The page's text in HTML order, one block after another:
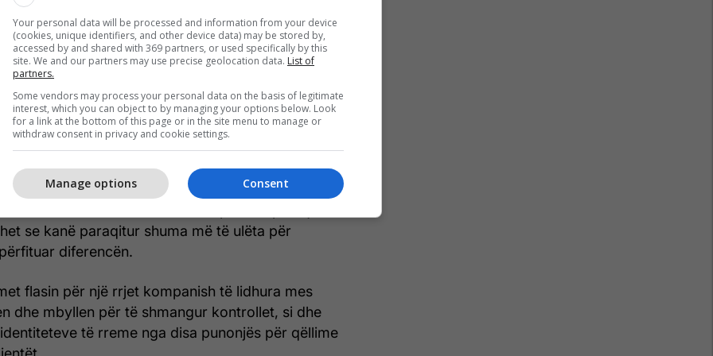
punonjës i kompanisë ka ngritur akuza të rënda
e funksionimit të saj. Në një intervistë, ai ka
Ego Holding” ka përjetuar një rritje të shpejtë
duke kaluar nga disa qindra kamionë në mbi
gjë që, sipas tij, është e vështirë të
të madhe financiare.
se në kompani ka pasur praktika abuzive
manipulime me pagesat e shoferëve,
dhe kushte të vështira pune. Sipas tij,
se kanë paraqitur shuma më të ulëta për
diferencën.
flasin për një rrjet kompanish të lidhura mes
dhe mbyllen për të shmangur kontrollet, si dhe
të rreme nga disa punonjës për qëllime
Your personal data will be processed and information from your device
(cookies, unique identifiers, and other device data) may be stored by,
accessed by and shared with 369 partners, or used specifically by this
site. We and our partners may use precise geolocation data. List of
partners.
Some vendors may process your personal data on the basis of legitimate
interest, which you can object to by managing your options below. Look
for a link at the bottom of this page or in the site menu to manage or
withdraw consent in privacy and cookie settings.
Consent
Manage options